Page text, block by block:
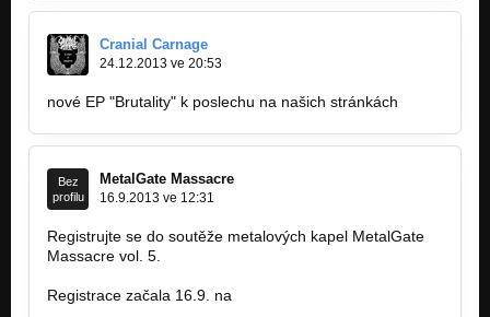
Cranial Carnage
24.12.2013 ve 20:53
nové EP "Brutality" k poslechu na našich stránkách
Bez
profilu
MetalGate Massacre
16.9.2013 ve 12:31
Registrujte se do soutěže metalových kapel MetalGate
Massacre vol. 5.
Registrace začala 16.9. na